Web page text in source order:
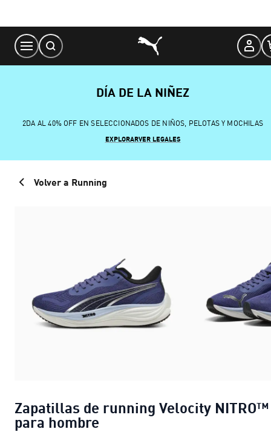
Content
DÍA DE LA NIÑEZ
2DA AL 40% OFF EN SELECCIONADOS DE NIÑOS, PELOTAS Y MOCHILAS
EXPLORARVER LEGALES
Volver a Running
Zapatillas de running Velocity
para hombre